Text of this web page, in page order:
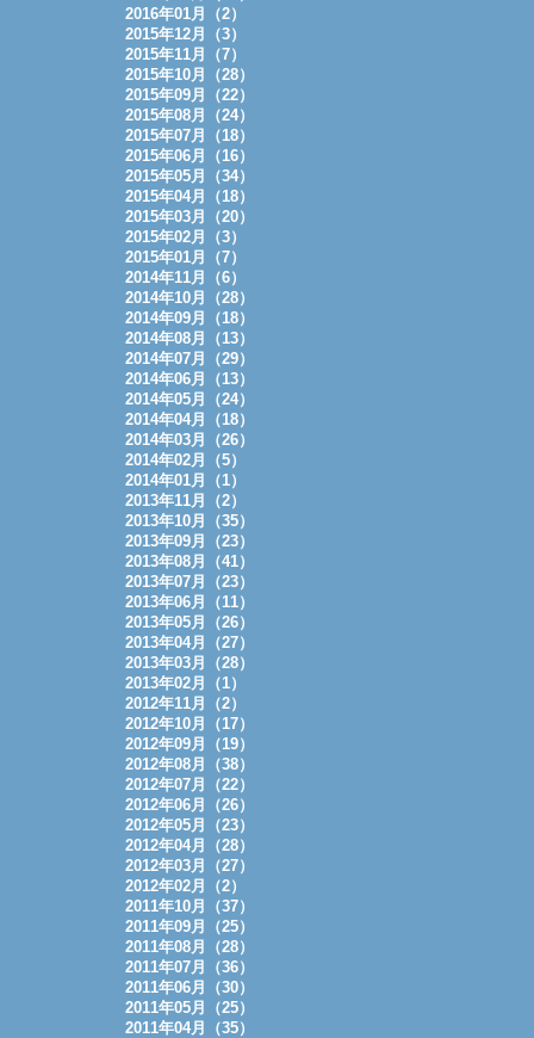
2016年01月（2）
2015年12月（3）
2015年11月（7）
2015年10月（28）
2015年09月（22）
2015年08月（24）
2015年07月（18）
2015年06月（16）
2015年05月（34）
2015年04月（18）
2015年03月（20）
2015年02月（3）
2015年01月（7）
2014年11月（6）
2014年10月（28）
2014年09月（18）
2014年08月（13）
2014年07月（29）
2014年06月（13）
2014年05月（24）
2014年04月（18）
2014年03月（26）
2014年02月（5）
2014年01月（1）
2013年11月（2）
2013年10月（35）
2013年09月（23）
2013年08月（41）
2013年07月（23）
2013年06月（11）
2013年05月（26）
2013年04月（27）
2013年03月（28）
2013年02月（1）
2012年11月（2）
2012年10月（17）
2012年09月（19）
2012年08月（38）
2012年07月（22）
2012年06月（26）
2012年05月（23）
2012年04月（28）
2012年03月（27）
2012年02月（2）
2011年10月（37）
2011年09月（25）
2011年08月（28）
2011年07月（36）
2011年06月（30）
2011年05月（25）
2011年04月（35）